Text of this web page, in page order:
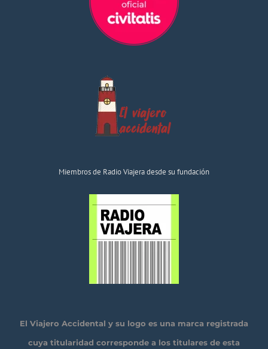
Miembros de Radio Viajera desde su fundación
El Viajero Accidental y su logo es una marca registrada
cuya titularidad corresponde a los titulares de esta